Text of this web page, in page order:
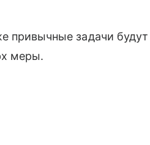
привычные задачи будут
меры.